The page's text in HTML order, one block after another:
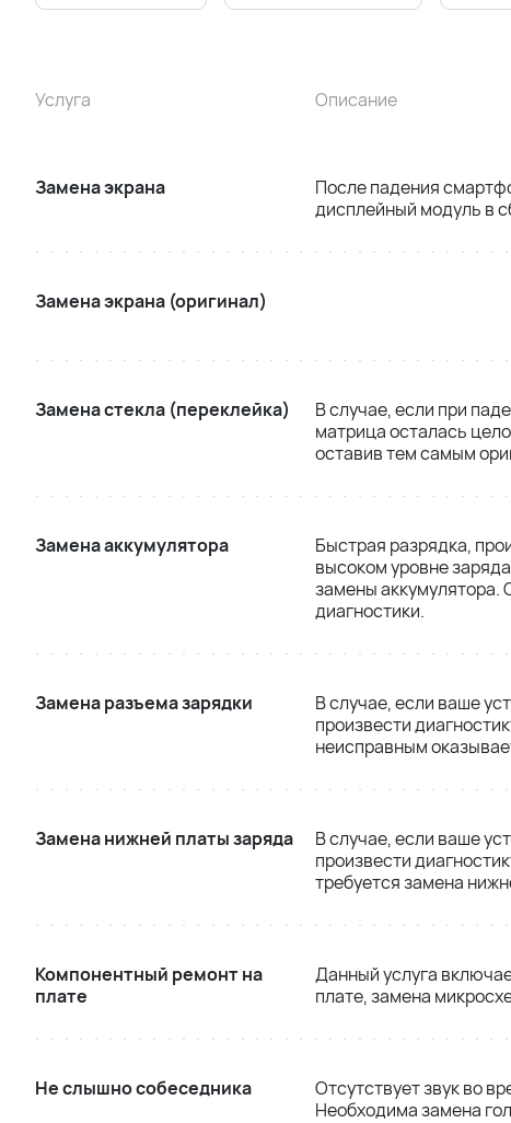
Услуга Описание
Замена экрана
После падения
дисплейный модуль в
Замена экрана (оригинал)
Замена стекла (переклейка)
В случае, если при
матрица осталась
оставив тем самым
Замена аккумулятора
Быстрая разрядка,
высоком уровне
замены аккумулятора.
диагностики.
Замена разъема зарядки
В случае, если ваше
произвести
неисправным
Замена нижней платы заряда
В случае, если ваше
произвести
требуется замена
Компонентный ремонт на
плате
Данный услуга
плате, замена
Не слышно собеседника
Отсутствует звук во
Необходима замена